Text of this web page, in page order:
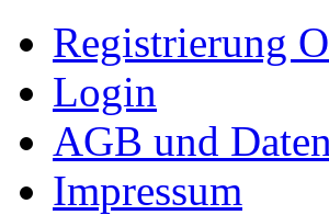
Registrierung
Login
AGB und
Impressum